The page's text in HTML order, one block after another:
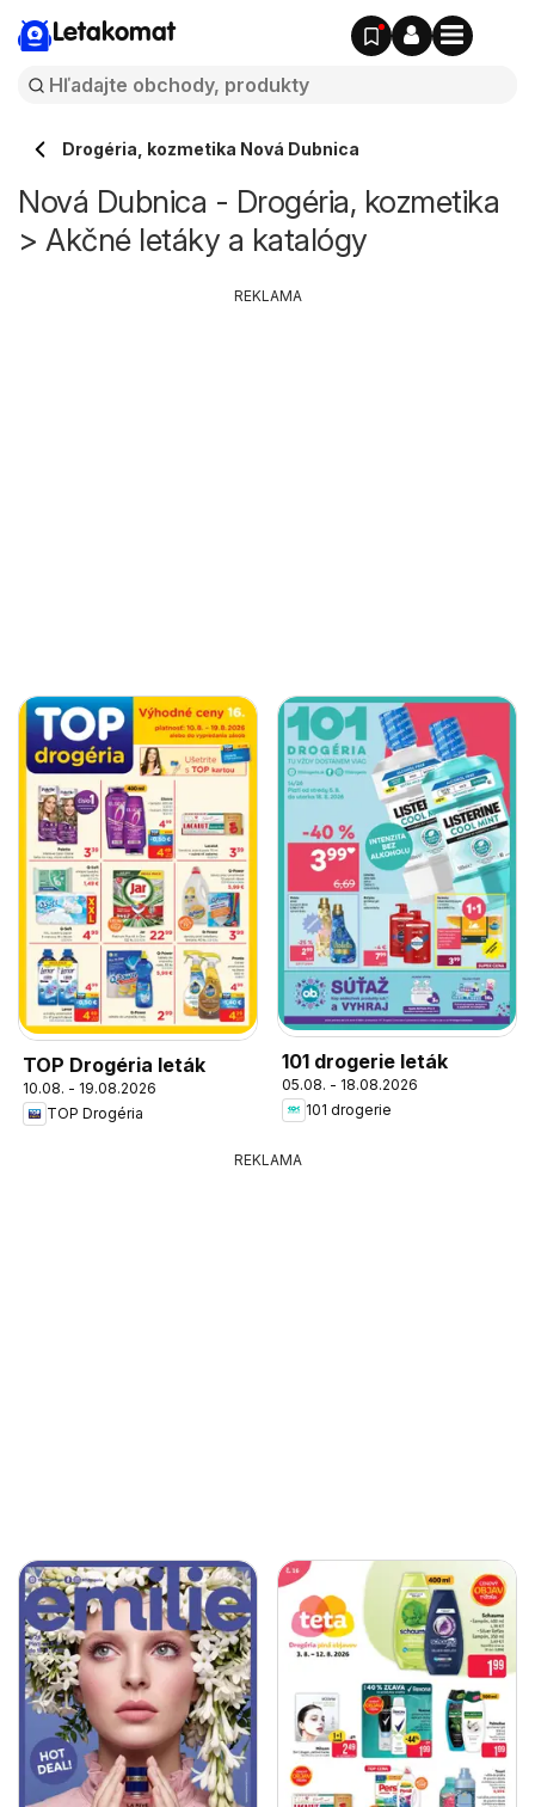
Letakomat
Drogéria, kozmetika Nová Dubnica
Nová Dubnica - Drogéria, kozmetika
> Akčné letáky a katalógy
TOP Drogéria leták
10.08. - 19.08.2026
TOP Drogéria
101 drogerie leták
05.08. - 18.08.2026
101 drogerie
REKLAMA
REKLAMA